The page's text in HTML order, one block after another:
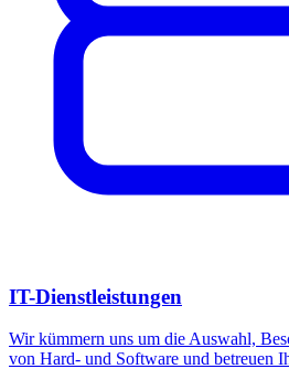
IT-Dienstleistungen
Wir kümmern uns um die Auswahl,
von Hard- und Software und betreuen